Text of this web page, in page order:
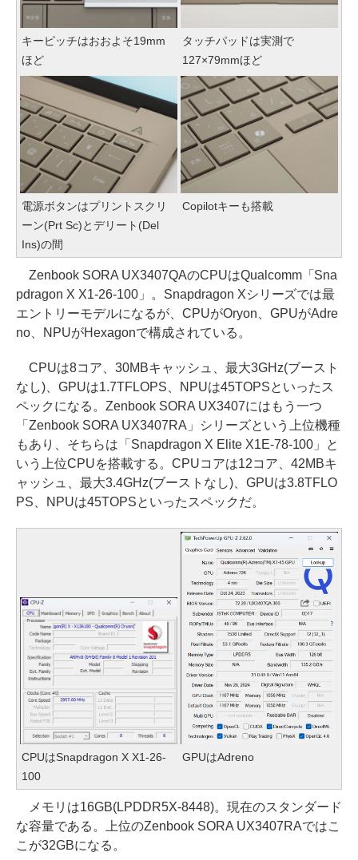
キーピッチはおおよそ19mm
ほど
タッチパッドは実測で
127×79mmほど
電源ボタンはプリントスクリ
ーン(Prt Sc)とデリート(Del
Ins)の間
Copilotキーも搭載
Zenbook SORA UX3407QAのCPUはQualcomm「Sna
pdragon X X1-26-100」。Snapdragon Xシリーズでは最
エントリーモデルになるが、CPUがOryon、GPUがAdre
no、NPUがHexagonで構成されている。
CPUは8コア、30MBキャッシュ、最大3GHz(ブースト
なし)、GPUは1.7TFLOPS、NPUは45TOPSといったス
ペックになる。Zenbook SORA UX3407にはもう一つ
「Zenbook SORA UX3407RA」シリーズという上位機種
もあり、そちらは「Snapdragon X Elite X1E-78-100」と
いう上位CPUを搭載する。CPUコアは12コア、42MBキ
ャッシュ、最大3.4GHz(ブーストなし)、GPUは3.8TFLO
PS、NPUは45TOPSといったスペックだ。
CPUはSnapdragon X X1-26-
100
GPUはAdreno
メモリは16GB(LPDDR5X-8448)。現在のスタンダード
な容量である。上位のZenbook SORA UX3407RAではこ
こが32GBになる。